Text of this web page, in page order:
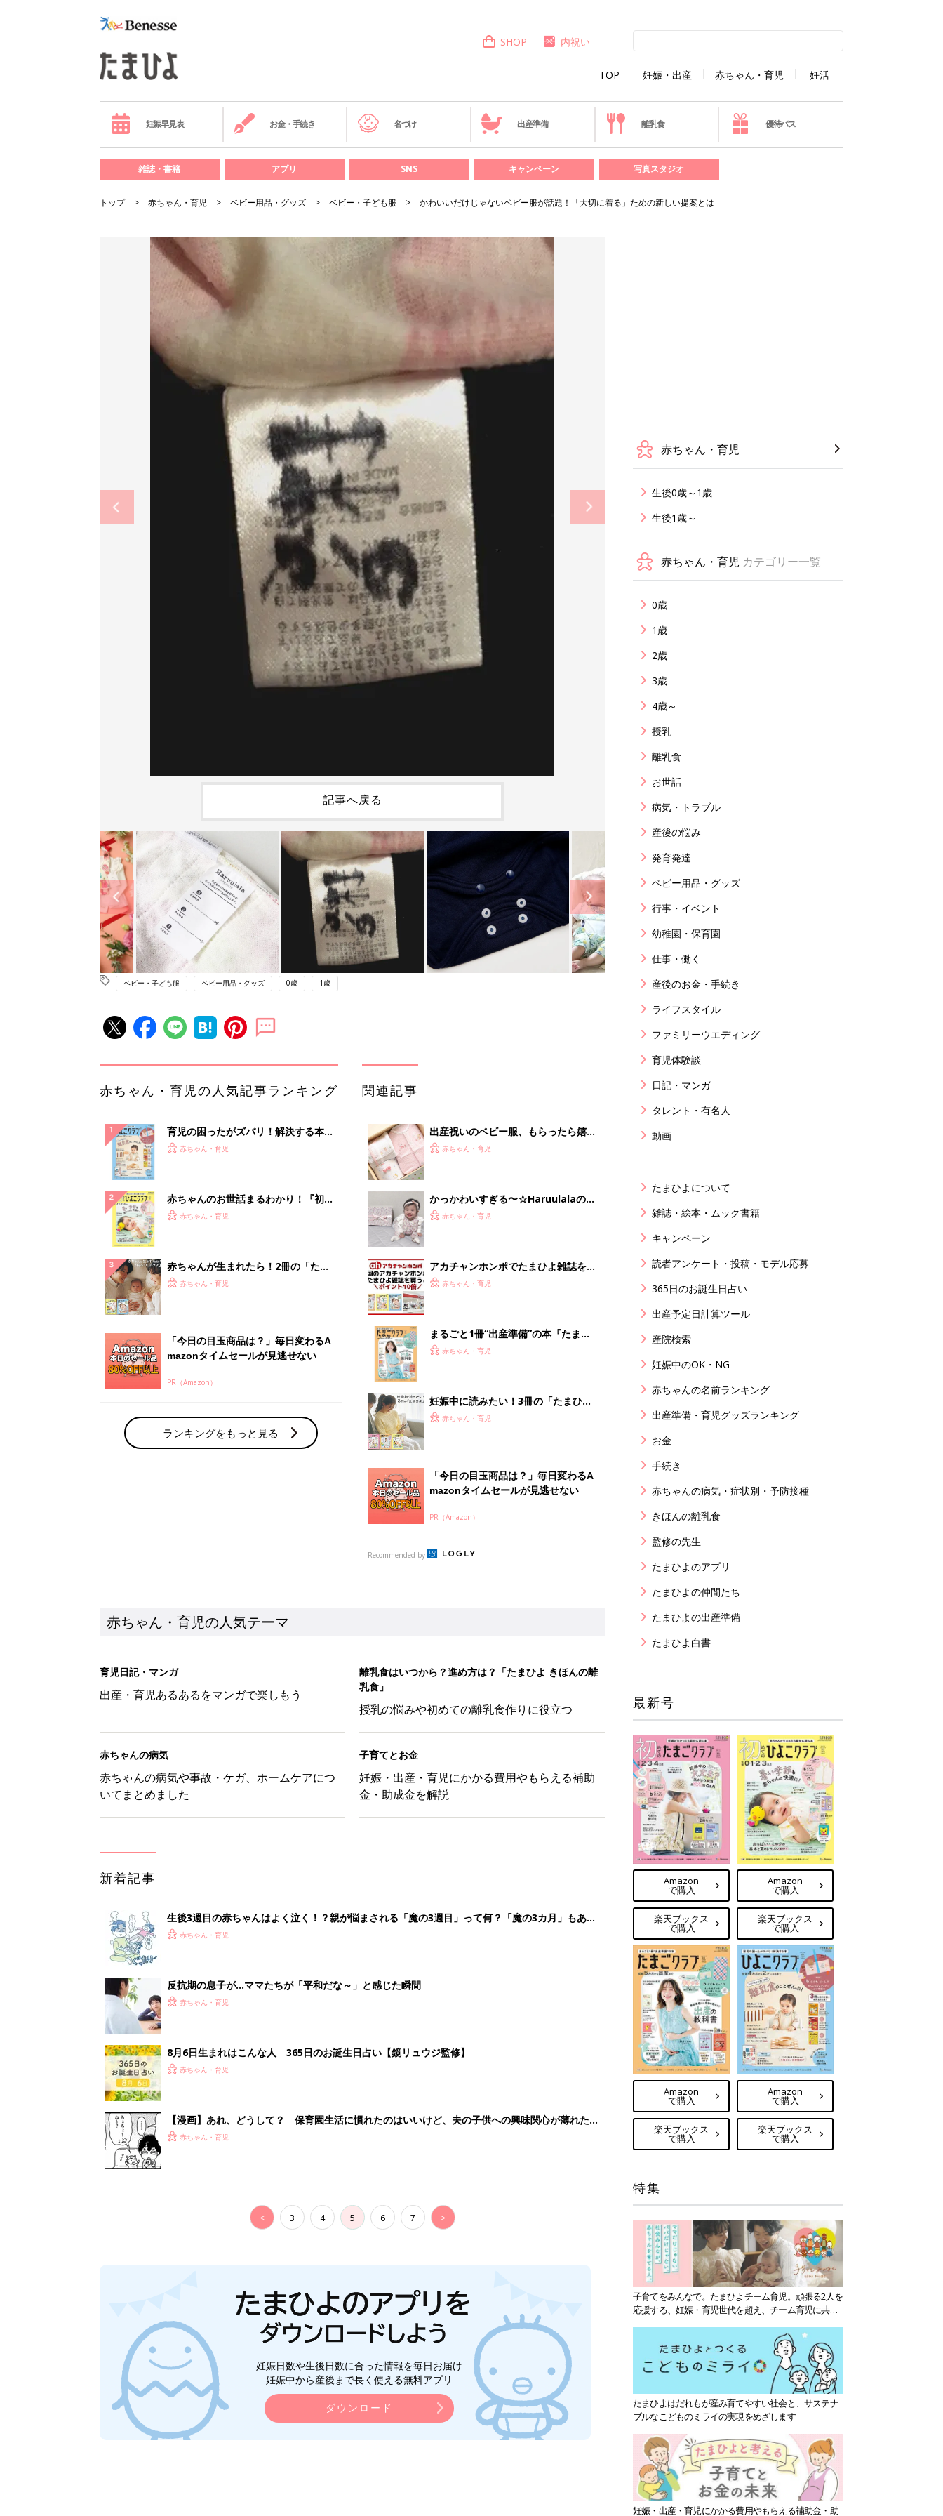
TOP 妊娠・出産 赤ちゃん・育児 妊活
SHOP 内祝い
妊娠早見表 お金・手続き 名づけ 出産準備 離乳食 優待パス
雑誌・書籍 アプリ SNS キャンペーン 写真スタジオ
トップ 赤ちゃん・育児 ベビー用品・グッズ ベビー・子ども服 かわいいだけじゃないベビー服が話題！「大切に着る」ための新しい提案とは
記事へ戻る
ベビー・子ども服 ベビー用品・グッズ 0歳 1歳
赤ちゃん・育児の人気記事ランキング
育児の困ったがズバリ！解決する本
『ひよこクラブ 秋号』 4カ月～2才
赤ちゃん・育児
赤ちゃんのお世話まるわかり！『初め
てのひよこクラブ 夏号』〈巻頭大特
赤ちゃん・育児
赤ちゃんが生まれたら！2冊の「たま
ひよ」
赤ちゃん・育児
「今日の目玉商品は？」毎日変わるA
mazonタイムセールが見逃せない
PR（Amazon）
ランキングをもっと見る
関連記事
出産祝いのベビー服、もらったら嬉し
いサイズ・アイテムは？
赤ちゃん・育児
かっかわいすぎる〜☆Haruulalaの超
キュートなベビー服にハマるママが続
赤ちゃん・育児
アカチャンホンポでたまひよ雑誌を買
うとポイント10倍【期間限定】
赤ちゃん・育児
まるごと1冊“出産準備”の本『たまご
クラブ 夏号』〈スペシャル大特集〉
赤ちゃん・育児
妊娠中に読みたい！3冊の「たまひ
よ」赤ちゃん・育児
「今日の目玉商品は？」毎日変わるA
mazonタイムセールが見逃せない
PR（Amazon）
Recommended by
赤ちゃん・育児の人気テーマ
育児日記・マンガ
出産・育児あるあるをマンガで楽しもう
離乳食はいつから？進め方は？「たまひよ きほんの離
乳食」
授乳の悩みや初めての離乳食作りに役立つ
赤ちゃんの病気
赤ちゃんの病気や事故・ケガ、ホームケアにつ
いてまとめました
子育てとお金
妊娠・出産・育児にかかる費用やもらえる補助
金・助成金を解説
新着記事
生後3週目の赤ちゃんはよく泣く！？親が悩まされる「魔の3週目」って何？「魔の3カ月」もある
って本当？【専門家】
赤ちゃん・育児
反抗期の息子が...ママたちが「平和だな～」と感じた瞬間
赤ちゃん・育児
8月6日生まれはこんな人 365日のお誕生日占い【鏡リュウジ監修】
赤ちゃん・育児
【漫画】あれ、どうして？ 保育園生活に慣れたのはいいけど、夫の子供への興味関心が薄れた気
がする……！『ふうふう子育て ＃91』
赤ちゃん・育児
< 3 4 5 6 7 >
妊娠日数や生後日数に合った情報を毎日お届け
妊娠中から産後まで長く使える無料アプリ
ダウンロード
赤ちゃん・育児
生後0歳～1歳
生後1歳～
赤ちゃん・育児 カテゴリー一覧
0歳
1歳
2歳
3歳
4歳～
授乳
離乳食
お世話
病気・トラブル
産後の悩み
発育発達
ベビー用品・グッズ
行事・イベント
幼稚園・保育園
仕事・働く
産後のお金・手続き
ライフスタイル
ファミリーウエディング
育児体験談
日記・マンガ
タレント・有名人
動画
たまひよについて
雑誌・絵本・ムック書籍
キャンペーン
読者アンケート・投稿・モデル応募
365日のお誕生日占い
出産予定日計算ツール
産院検索
妊娠中のOK・NG
赤ちゃんの名前ランキング
出産準備・育児グッズランキング
お金
手続き
赤ちゃんの病気・症状別・予防接種
きほんの離乳食
監修の先生
たまひよのアプリ
たまひよの仲間たち
たまひよの出産準備
たまひよ白書
最新号
Amazon
で購入
楽天ブックス
で購入
Amazon
で購入
楽天ブックス
で購入
Amazon
で購入
楽天ブックス
で購入
Amazon
で購入
楽天ブックス
で購入
特集
子育てをみんなで。たまひよチーム育児。頑張る2人を
応援する、妊娠・育児世代を超え、チーム育児に共感
たまひよはだれもが産み育てやすい社会と、サステナ
ブルなこどものミライの実現をめざします
妊娠・出産・育児にかかる費用やもらえる補助金・助